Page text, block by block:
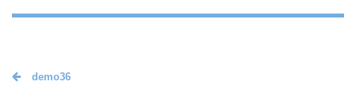
demo36